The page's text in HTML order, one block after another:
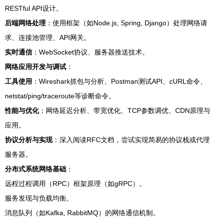
RESTful API设计。
后端网络处理 ：使用框架（如Node.js, Spring, Django）处理网络请
求、连接池管理、API网关。
实时通信：WebSocket协议、服务器推送技术。
网络应用开发与调试 ：
工具使用 ：Wireshark抓包与分析、Postman测试API、cURL命令、
netstat/ping/traceroute等诊断命令。
性能与优化：网络延迟分析、带宽优化、TCP参数调优、CDN原理与
应用。
协议分析与实现：深入阅读RFC文档，尝试实现简易的协议栈或代理
服务器。
分布式系统网络基础 ：
远程过程调用（RPC）框架原理（如gRPC）。
服务发现与负载均衡。
消息队列（如Kafka, RabbitMQ）的网络通信机制。